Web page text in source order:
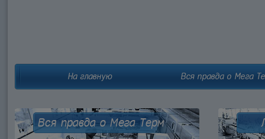
На главную Вся правда о Мега
Вся правда о Мега Терм